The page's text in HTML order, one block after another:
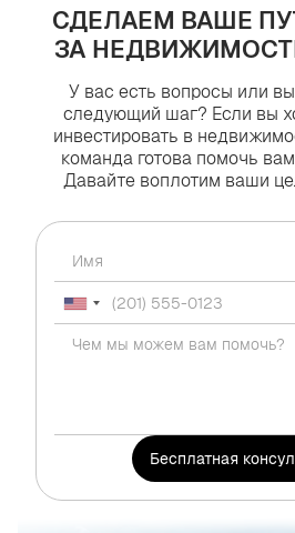
СДЕЛАЕМ ВАШЕ
ЗА
У вас есть вопросы или
следующий шаг? Если вы
инвестировать в
команда готова помочь
Давайте воплотим ваши